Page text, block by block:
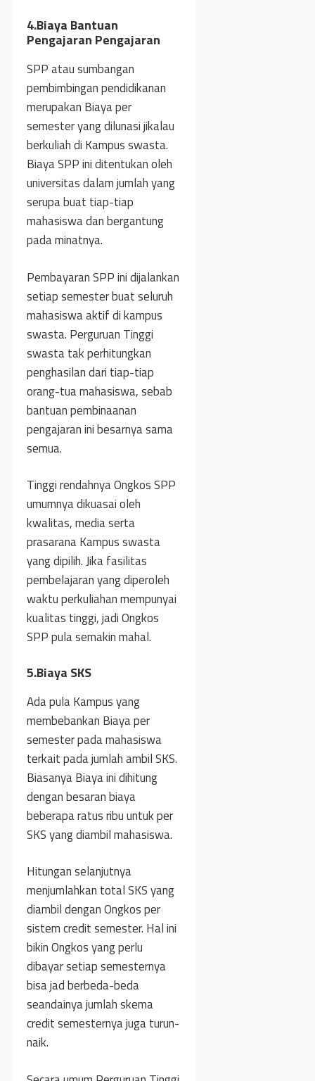
4.Biaya Bantuan
Pengajaran Pengajaran
SPP atau sumbangan
pembimbingan pendidikanan
merupakan Biaya per
semester yang dilunasi jikalau
berkuliah di Kampus swasta.
Biaya SPP ini ditentukan oleh
universitas dalam jumlah yang
serupa buat tiap-tiap
mahasiswa dan bergantung
pada minatnya.
Pembayaran SPP ini dijalankan
setiap semester buat seluruh
mahasiswa aktif di kampus
swasta. Perguruan Tinggi
swasta tak perhitungkan
penghasilan dari tiap-tiap
orang-tua mahasiswa, sebab
bantuan pembinaanan
pengajaran ini besarnya sama
semua.
Tinggi rendahnya Ongkos SPP
umumnya dikuasai oleh
kwalitas, media serta
prasarana Kampus swasta
yang dipilih. Jika fasilitas
pembelajaran yang diperoleh
waktu perkuliahan mempunyai
kualitas tinggi, jadi Ongkos
SPP pula semakin mahal.
5.Biaya SKS
Ada pula Kampus yang
membebankan Biaya per
semester pada mahasiswa
terkait pada jumlah ambil SKS.
Biasanya Biaya ini dihitung
dengan besaran biaya
beberapa ratus ribu untuk per
SKS yang diambil mahasiswa.
Hitungan selanjutnya
menjumlahkan total SKS yang
diambil dengan Ongkos per
sistem credit semester. Hal ini
bikin Ongkos yang perlu
dibayar setiap semesternya
bisa jad berbeda-beda
seandainya jumlah skema
credit semesternya juga turun-
naik.